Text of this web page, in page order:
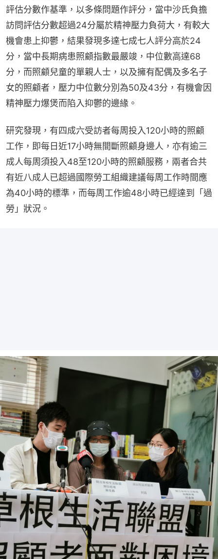
評估分數作基準，以多條問題作評分，當中沙氏負擔
訪問評估分數超過24分屬於精神壓力負荷大，有較大
機會患上抑鬱，結果發現多達七成七人評分高於24
分，當中長期病患照顧指數最嚴竣，中位數高達68
分，而照顧兒童的單親人士，以及擁有配偶及多名子
女的照顧者，壓力中位數分別為50及43分，有機會因
精神壓力爆煲而陷入抑鬱的邊緣。
研究發現，有四成六受訪者每周投入120小時的照顧
工作，即每日近17小時無間斷照顧身邊人，亦有逾三
成人每周須投入48至120小時的照顧服務，兩者合共
有近八成人已超過國際勞工組織建議每周工作時間應
為40小時的標準，而每周工作逾48小時已經達到「過
勞」狀況。